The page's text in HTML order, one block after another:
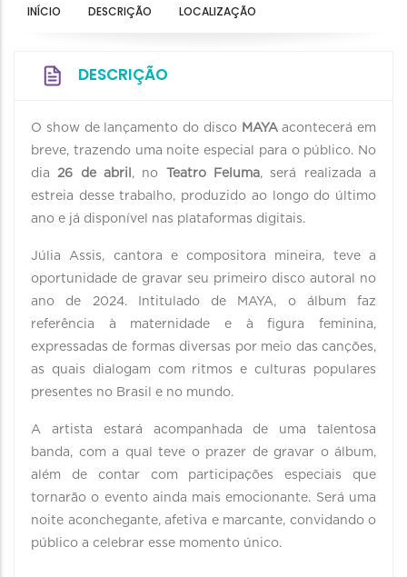
INÍCIO DESCRIÇÃO LOCALIZAÇÃO
DESCRIÇÃO
O show de lançamento do disco MAYAacontecerá em
breve, trazendo uma noite especial para o público. No
dia26 de abril , no Teatro Feluma, será realizada a
estreia desse trabalho, produzido ao longo do último
ano e já disponível nas plataformas digitais.
Júlia Assis, cantora e compositora mineira, teve a
oportunidade de gravar seu primeiro disco autoral no
ano de 2024. Intitulado de MAYA, o álbum faz
referência à maternidade e à figura feminina,
expressadas de formas diversas por meio das canções,
as quais dialogam com ritmos e culturas populares
presentes no Brasil e no mundo.
A artista estará acompanhada de uma talentosa
banda, com a qual teve o prazer de gravar o álbum,
além de contar com participações especiais que
tornarão o evento ainda mais emocionante. Será uma
noite aconchegante, afetiva e marcante, convidando o
público a celebrar esse momento único.